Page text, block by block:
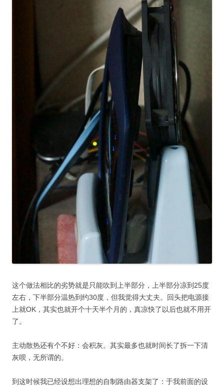
这个做法相比的劣势就是只能吹到上半部分，上半部分凉到25度
左右，下半部分温热到约30度，但我觉得大丈夫。回头把电源接
上就OK，其实也就开个十天半个月的，真凉快了以后也就不用开
了。
主动散热还有个不好：会积灰。其实最多也就时间长了拆一下清
灰呗，无所谓的。
到这时候我已经设想出理想的自制路由器支架了：于我前面的设